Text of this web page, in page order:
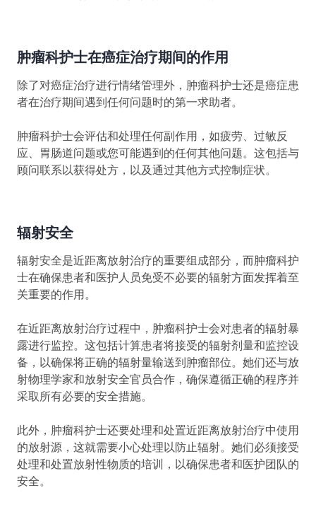
肿瘤科护士在癌症治疗期间的作用
除了对癌症治疗进行情绪管理外，肿瘤科护士还是癌症患
者在治疗期间遇到任何问题时的第一求助者。
肿瘤科护士会评估和处理任何副作用，如疲劳、过敏反
应、胃肠道问题或您可能遇到的任何其他问题。这包括与
顾问联系以获得处方，以及通过其他方式控制症状。
辐射安全
辐射安全是近距离放射治疗的重要组成部分，而肿瘤科护
士在确保患者和医护人员免受不必要的辐射方面发挥着至
关重要的作用。
在近距离放射治疗过程中，肿瘤科护士会对患者的辐射暴
露进行监控。这包括计算患者将接受的辐射剂量和监控设
备，以确保将正确的辐射量输送到肿瘤部位。她们还与放
射物理学家和放射安全官员合作，确保遵循正确的程序并
采取所有必要的安全措施。
此外，肿瘤科护士还要处理和处置近距离放射治疗中使用
的放射源，这就需要小心处理以防止辐射。她们必须接受
处理和处置放射性物质的培训，以确保患者和医护团队的
安全。